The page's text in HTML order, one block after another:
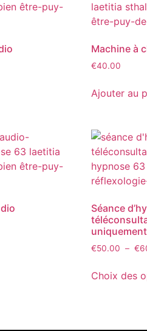
Découvrir
Machine à
€40.00
Ajouter au
Séance
€50.00 – €
Choix des